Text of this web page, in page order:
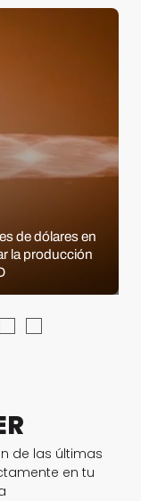
de dólares en
la producción
de las últimas
en tu